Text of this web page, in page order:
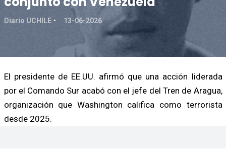
Diario UCHILE 13-06-2026
El presidente de EE.UU. afirmó que una acción liderada
por el Comando Sur acabó con el jefe del Tren de Aragua,
organización que Washington califica como terrorista
desde 2025.